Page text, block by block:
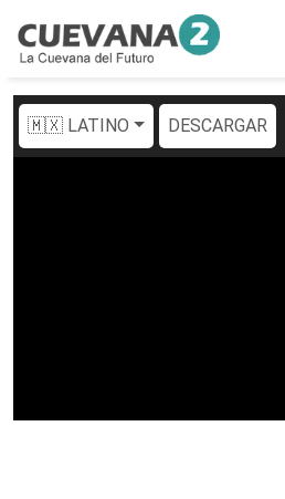
🇲🇽 LATINO DESCARGAR